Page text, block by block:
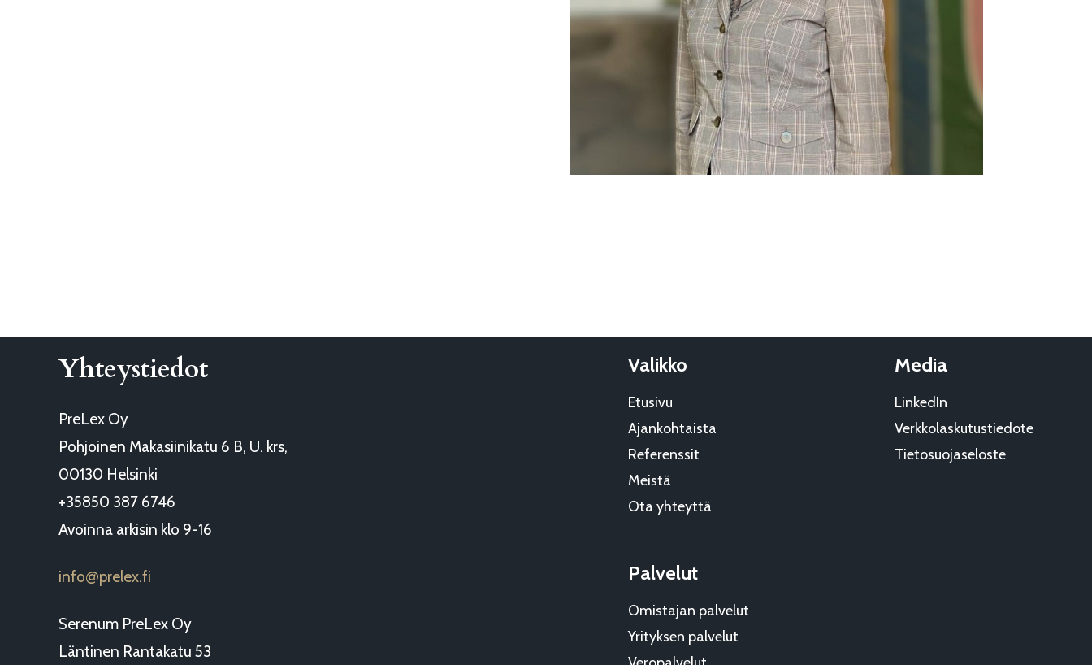
Yhteystiedot
PreLex Oy
Pohjoinen Makasiinikatu 6 B, U. krs,
00130 Helsinki
+35850 387 6746
Avoinna arkisin klo 9-16
info@prelex.fi
Serenum PreLex Oy
Läntinen Rantakatu 53
Valikko
Etusivu
Ajankohtaista
Referenssit
Meistä
Ota yhteyttä
Palvelut
Omistajan palvelut
Yrityksen palvelut
Media
LinkedIn
Verkkolaskutustiedote
Tietosuojaseloste